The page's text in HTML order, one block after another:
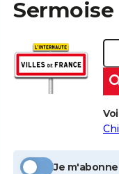
Sermoise
Je